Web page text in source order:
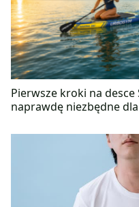
Pierwsze kroki na desce
naprawdę niezbędne